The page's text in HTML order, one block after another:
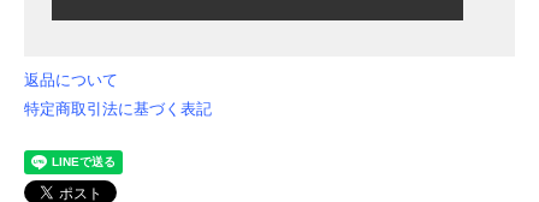
返品について
特定商取引法に基づく表記